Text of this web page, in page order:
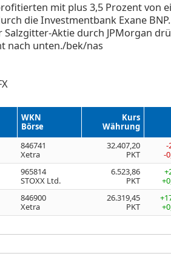
mit plus 3,5 Prozent von
die Investmentbank Exane
Salzgitter-Aktie durch JPMorgan
nach unten./bek/nas
WKN
Börse
Kurs
Währung
846741
Xetra
32.407,20
PKT
-
-
965814
STOXX Ltd.
6.523,86
PKT
846900
Xetra
26.319,45
PKT